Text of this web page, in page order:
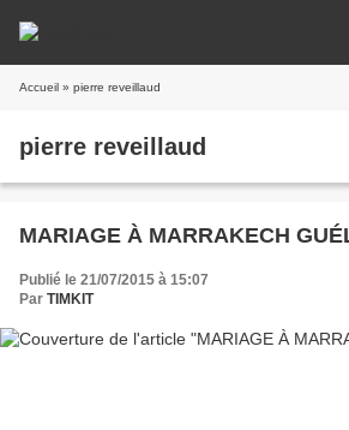
Accueil » pierre reveillaud
pierre reveillaud
MARIAGE À MARRAKECH
Publié le 21/07/2015 à 15:07
Par TIMKIT